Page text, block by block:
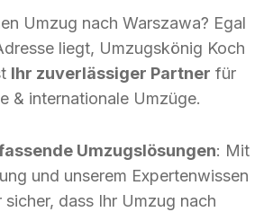
Umzug nach Warszawa? Egal
liegt, Umzugskönig Koch
Ihr zuverlässiger Partner für
& internationale Umzüge.
Umzugslösungen: Mit
und unserem Expertenwissen
sicher, dass Ihr Umzug nach